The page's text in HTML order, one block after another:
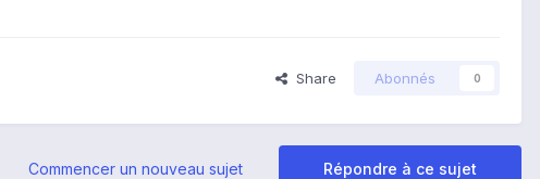
Share Abonnés 0
Répondre à ce sujet
Commencer un nouveau sujet